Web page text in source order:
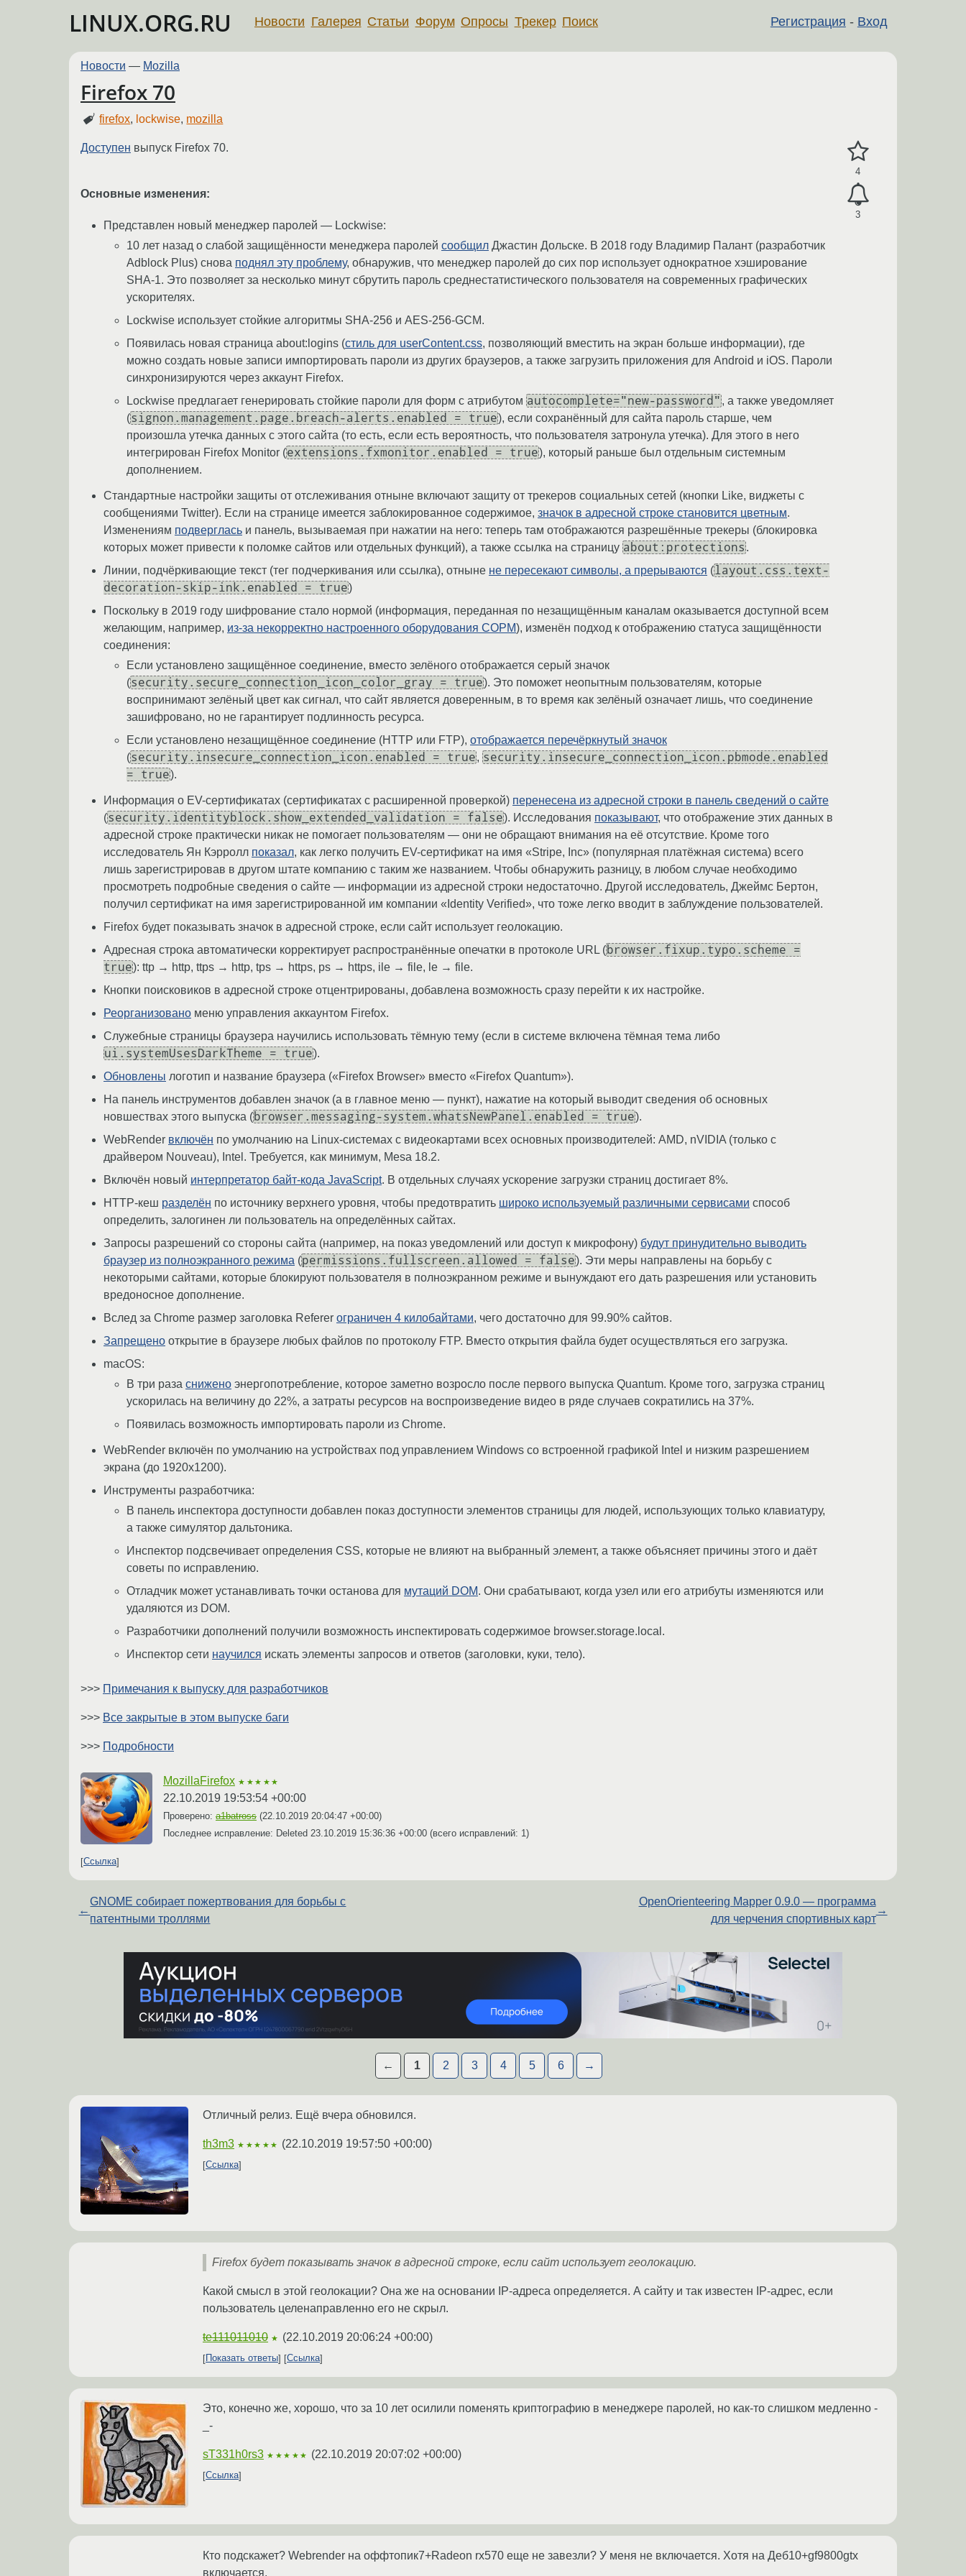
LINUX.ORG.RU Регистрация - Вход
Новости Галерея Статьи Форум Опросы Трекер Поиск
Новости — Mozilla
Firefox 70
firefox, lockwise, mozilla
4
3
Доступен выпуск Firefox 70.
Основные изменения:
Представлен новый менеджер паролей — Lockwise:
10 лет назад о слабой защищённости менеджера паролей сообщил Джастин Дольске. В 2018 году Владимир Палант (разработчик
Adblock Plus) снова поднял эту проблему, обнаружив, что менеджер паролей до сих пор использует однократное хэширование
SHA-1. Это позволяет за несколько минут сбрутить пароль среднестатистического пользователя на современных графических
ускорителях.
Lockwise использует стойкие алгоритмы SHA-256 и AES-256-GCM.
Появилась новая страница about:logins (стиль для userContent.css, позволяющий вместить на экран больше информации), где
можно создать новые записи импортировать пароли из других браузеров, а также загрузить приложения для Android и iOS. Пароли
синхронизируются через аккаунт Firefox.
Lockwise предлагает генерировать стойкие пароли для форм с атрибутом autocomplete="new-password" , а также уведомляет
(signon.management.page.breach-alerts.enabled = true), если сохранённый для сайта пароль старше, чем
произошла утечка данных с этого сайта (то есть, если есть вероятность, что пользователя затронула утечка). Для этого в него
интегрирован Firefox Monitor (extensions.fxmonitor.enabled = true), который раньше был отдельным системным
дополнением.
Стандартные настройки защиты от отслеживания отныне включают защиту от трекеров социальных сетей (кнопки Like, виджеты с
сообщениями Twitter). Если на странице имеется заблокированное содержимое, значок в адресной строке становится цветным.
Изменениям подверглась и панель, вызываемая при нажатии на него: теперь там отображаются разрешённые трекеры (блокировка
которых может привести к поломке сайтов или отдельных функций), а также ссылка на страницу about:protections .
Линии, подчёркивающие текст (тег подчеркивания или ссылка), отныне не пересекают символы, а прерываются (layout.css.text-
decoration-skip-ink.enabled = true)
Поскольку в 2019 году шифрование стало нормой (информация, переданная по незащищённым каналам оказывается доступной всем
желающим, например, из-за некорректно настроенного оборудования СОРМ), изменён подход к отображению статуса защищённости
соединения:
Если установлено защищённое соединение, вместо зелёного отображается серый значок
(security.secure_connection_icon_color_gray = true). Это поможет неопытным пользователям, которые
воспринимают зелёный цвет как сигнал, что сайт является доверенным, в то время как зелёный означает лишь, что соединение
зашифровано, но не гарантирует подлинность ресурса.
Если установлено незащищённое соединение (HTTP или FTP), отображается перечёркнутый значок
(security.insecure_connection_icon.enabled = true, security.insecure_connection_icon.pbmode.enabled
= true).
Информация о EV-сертификатах (сертификатах с расширенной проверкой) перенесена из адресной строки в панель сведений о сайте
(security.identityblock.show_extended_validation = false). Исследования показывают, что отображение этих данных в
адресной строке практически никак не помогает пользователям — они не обращают внимания на её отсутствие. Кроме того
исследователь Ян Кэрролл показал, как легко получить EV-сертификат на имя «Stripe, Inc» (популярная платёжная система) всего
лишь зарегистрировав в другом штате компанию с таким же названием. Чтобы обнаружить разницу, в любом случае необходимо
просмотреть подробные сведения о сайте — информации из адресной строки недостаточно. Другой исследователь, Джеймс Бертон,
получил сертификат на имя зарегистрированной им компании «Identity Verified», что тоже легко вводит в заблуждение пользователей.
Firefox будет показывать значок в адресной строке, если сайт использует геолокацию.
Адресная строка автоматически корректирует распространённые опечатки в протоколе URL (browser.fixup.typo.scheme =
true): ttp → http, ttps → http, tps → https, ps → https, ile → file, le → file.
Кнопки поисковиков в адресной строке отцентрированы, добавлена возможность сразу перейти к их настройке.
Реорганизовано меню управления аккаунтом Firefox.
Служебные страницы браузера научились использовать тёмную тему (если в системе включена тёмная тема либо
ui.systemUsesDarkTheme = true).
Обновлены логотип и название браузера («Firefox Browser» вместо «Firefox Quantum»).
На панель инструментов добавлен значок (а в главное меню — пункт), нажатие на который выводит сведения об основных
новшествах этого выпуска (browser.messaging-system.whatsNewPanel.enabled = true).
WebRender включён по умолчанию на Linux-системах с видеокартами всех основных производителей: AMD, nVIDIA (только с
драйвером Nouveau), Intel. Требуется, как минимум, Mesa 18.2.
Включён новый интерпретатор байт-кода JavaScript. В отдельных случаях ускорение загрузки страниц достигает 8%.
HTTP-кеш разделён по источнику верхнего уровня, чтобы предотвратить широко используемый различными сервисами способ
определить, залогинен ли пользователь на определённых сайтах.
Запросы разрешений со стороны сайта (например, на показ уведомлений или доступ к микрофону) будут принудительно выводить
браузер из полноэкранного режима (permissions.fullscreen.allowed = false). Эти меры направлены на борьбу с
некоторыми сайтами, которые блокируют пользователя в полноэкранном режиме и вынуждают его дать разрешения или установить
вредоносное дополнение.
Вслед за Chrome размер заголовка Referer ограничен 4 килобайтами, чего достаточно для 99.90% сайтов.
Запрещено открытие в браузере любых файлов по протоколу FTP. Вместо открытия файла будет осуществляться его загрузка.
macOS:
В три раза снижено энергопотребление, которое заметно возросло после первого выпуска Quantum. Кроме того, загрузка страниц
ускорилась на величину до 22%, а затраты ресурсов на воспроизведение видео в ряде случаев сократились на 37%.
Появилась возможность импортировать пароли из Chrome.
WebRender включён по умолчанию на устройствах под управлением Windows со встроенной графикой Intel и низким разрешением
экрана (до 1920x1200).
Инструменты разработчика:
В панель инспектора доступности добавлен показ доступности элементов страницы для людей, использующих только клавиатуру,
а также симулятор дальтоника.
Инспектор подсвечивает определения CSS, которые не влияют на выбранный элемент, а также объясняет причины этого и даёт
советы по исправлению.
Отладчик может устанавливать точки останова для мутаций DOM. Они срабатывают, когда узел или его атрибуты изменяются или
удаляются из DOM.
Разработчики дополнений получили возможность инспектировать содержимое browser.storage.local.
Инспектор сети научился искать элементы запросов и ответов (заголовки, куки, тело).
>>> Примечания к выпуску для разработчиков
>>> Все закрытые в этом выпуске баги
>>> Подробности
MozillaFirefox ★★★★★
22.10.2019 19:53:54 +00:00
Проверено: a1batross (22.10.2019 20:04:47 +00:00)
Последнее исправление: Deleted 23.10.2019 15:36:36 +00:00 (всего исправлений: 1)
Ссылка
←
GNOME собирает пожертвования для борьбы с
патентными троллями
OpenOrienteering Mapper 0.9.0 — программа
для черчения спортивных карт
→
← 1 2 3 4 5 6 →
Отличный релиз. Ещё вчера обновился.
th3m3 ★★★★★ (22.10.2019 19:57:50 +00:00)
Ссылка
Firefox будет показывать значок в адресной строке, если сайт использует геолокацию.
Какой смысл в этой геолокации? Она же на основании IP-адреса определяется. А сайту и так известен IP-адрес, если
пользователь целенаправленно его не скрыл.
te111011010 ★ (22.10.2019 20:06:24 +00:00)
Показать ответы Ссылка
Это, конечно же, хорошо, что за 10 лет осилили поменять криптографию в менеджере паролей, но как-то слишком медленно -
_-
sT331h0rs3 ★★★★★ (22.10.2019 20:07:02 +00:00)
Ссылка
Кто подскажет? Webrender на оффтопик7+Radeon rx570 еще не завезли? У меня не включается. Хотя на Деб10+gf9800gtx
включается.